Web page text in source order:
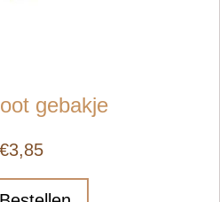
gebakje
€3,85